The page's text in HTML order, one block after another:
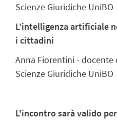
Scienze Giuridiche UniBO
L’intelligenza artificiale
i cittadini
Anna Fiorentini -
Scienze Giuridiche UniBO
L'incontro sarà valido